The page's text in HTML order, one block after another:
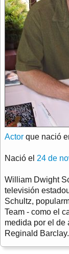
Actor que nació
Nació el 24 de
William Dwight
televisión
Schultz,
Team - como el
medida por el de
Reginald Barclay.